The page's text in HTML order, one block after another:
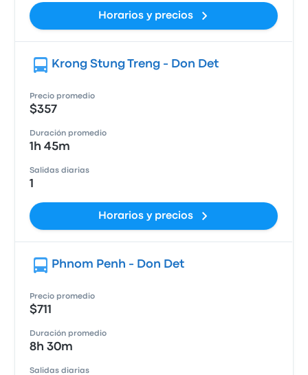
Horarios y precios
Krong Stung Treng - Don Det
Precio promedio
$357
Duración promedio
1h 45m
Salidas diarias
1
Horarios y precios
Phnom Penh - Don Det
Precio promedio
$711
Duración promedio
8h 30m
Salidas diarias